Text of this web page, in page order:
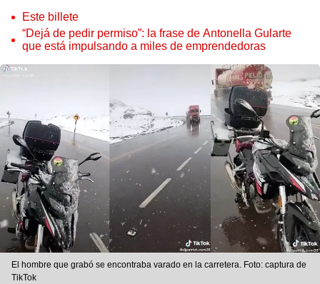
Este billete
“Dejá de pedir permiso”: la frase de Antonella Gularte
que está impulsando a miles de emprendedoras
El hombre que grabó se encontraba varado en la carretera. Foto: captura de
TikTok